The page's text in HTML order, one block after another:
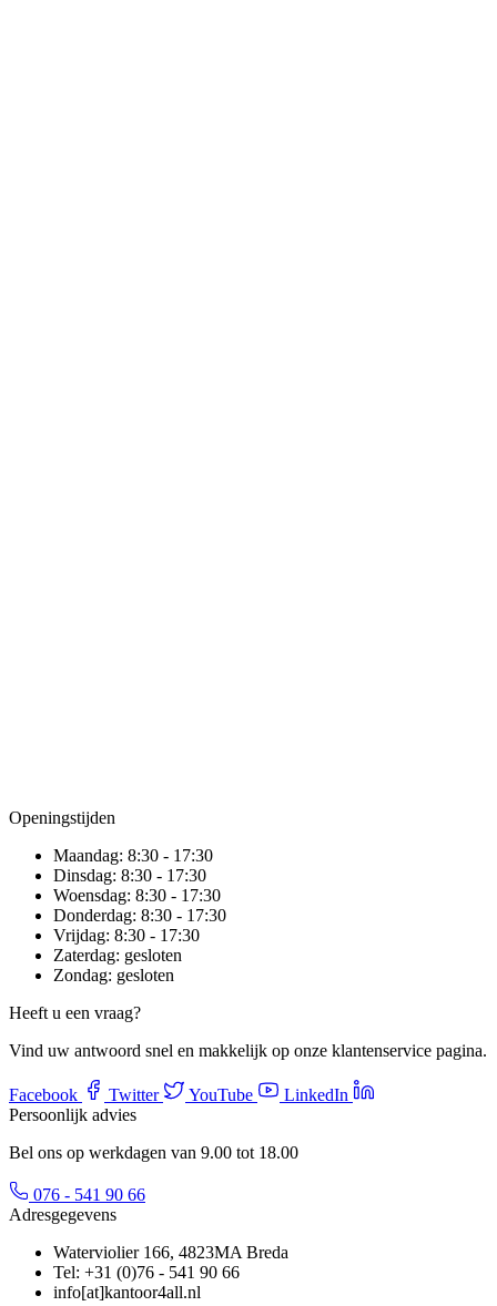
Openingstijden
Maandag: 8:30 - 17:30
Dinsdag: 8:30 - 17:30
Woensdag: 8:30 - 17:30
Donderdag: 8:30 - 17:30
Vrijdag: 8:30 - 17:30
Zaterdag: gesloten
Zondag: gesloten
Heeft u een vraag?
Vind uw antwoord snel en makkelijk op onze klantenservice pagina.
Facebook Twitter YouTube
LinkedIn
Persoonlijk advies
Bel ons op werkdagen van 9.00 tot 18.00
076 - 541 90 66
Adresgegevens
Waterviolier 166, 4823MA Breda
Tel: +31 (0)76 - 541 90 66
info[at]kantoor4all.nl